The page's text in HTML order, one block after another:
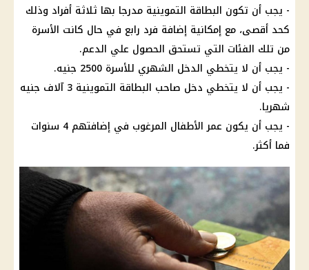
- يجب أن تكون البطاقة التموينية مدرجا بها ثلاثة أفراد وذلك
كحد أقصى، مع إمكانية إضافة فرد رابع في حال كانت الأسرة
من تلك الفئات التي تستحق الحصول علي الدعم.
- يجب أن لا يتخطي الدخل الشهري للأسرة 2500 جنيه.
- يجب أن لا يتخطي دخل صاحب البطاقة التموينية 3 آلاف جنيه
شهريا.
- يجب أن يكون عمر الأطفال المرغوب في إضافتهم 4 سنوات
فما أكثر.